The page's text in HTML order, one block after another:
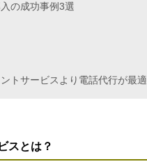
の成功事例3選
トサービスより電話代行が最適
スとは？